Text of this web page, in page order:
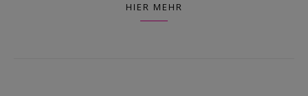
HIER MEHR